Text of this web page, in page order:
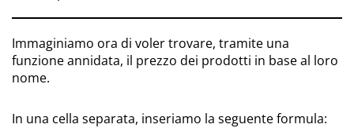
Immaginiamo ora di voler trovare, tramite una
funzione annidata, il prezzo dei prodotti in base al loro
nome.
In una cella separata, inseriamo la seguente formula: